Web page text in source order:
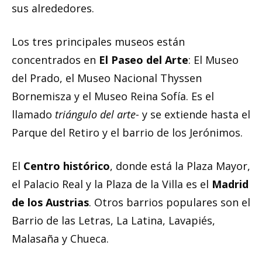
sus alrededores.
Los tres principales museos están
concentrados en El Paseo del Arte: El Museo
del Prado, el Museo Nacional Thyssen
Bornemisza y el Museo Reina Sofía. Es el
llamado triángulo del arte- y se extiende hasta el
Parque del Retiro y el barrio de los Jerónimos.
El Centro histórico, donde está la Plaza Mayor,
el Palacio Real y la Plaza de la Villa es el Madrid
de los Austrias. Otros barrios populares son el
Barrio de las Letras, La Latina, Lavapiés,
Malasaña y Chueca.